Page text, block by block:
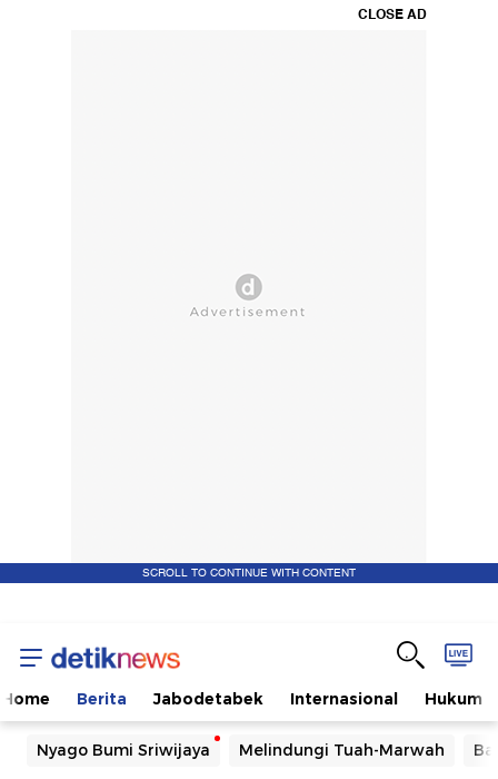
CLOSE AD
SCROLL TO CONTINUE WITH CONTENT
Home Berita Jabodetabek Internasional Hukum
Nyago Bumi Sriwijaya Melindungi Tuah-Marwah